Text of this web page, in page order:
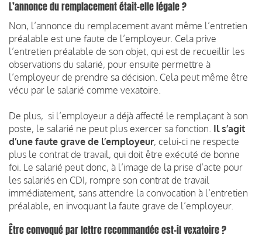
L’annonce du remplacement était-elle légale ?
Non, l’annonce du remplacement avant même l’entretien
préalable est une faute de l’employeur. Cela prive
l’entretien préalable de son objet, qui est de recueillir les
observations du salarié, pour ensuite permettre à
l’employeur de prendre sa décision. Cela peut même être
vécu par le salarié comme vexatoire.
De plus, si l’employeur a déjà affecté le remplaçant à son
poste, le salarié ne peut plus exercer sa fonction. Il s’agit
d’une faute grave de l’employeur, celui-ci ne respecte
plus le contrat de travail, qui doit être exécuté de bonne
foi. Le salarié peut donc, à l’image de la prise d’acte pour
les salariés en CDI, rompre son contrat de travail
immédiatement, sans attendre la convocation à l’entretien
préalable, en invoquant la faute grave de l’employeur.
Être convoqué par lettre recommandée est-il vexatoire ?